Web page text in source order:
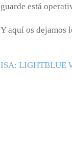
guarde está
Y aquí os dejamos
ISA: LIGHTBLUE